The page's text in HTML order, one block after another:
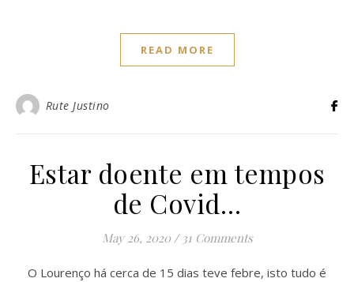
READ MORE
Rute Justino
Estar doente em tempos
de Covid…
May 26, 2020 / 31 Comments
O Lourenço há cerca de 15 dias teve febre, isto tudo é